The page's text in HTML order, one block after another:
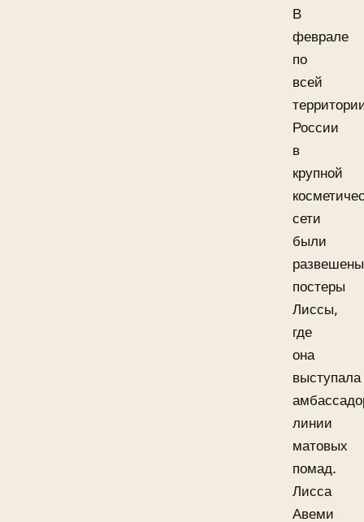
В
феврале
по
всей
России
в
крупной
сети
были
развешены
постеры
Лиссы,
где
она
выступала
линии
матовых
помад.
Лисса
Авеми